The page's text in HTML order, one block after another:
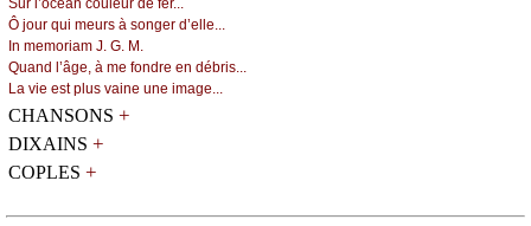
Sur l’осéаn соulеur dе fеr...
Ô јоur qui mеurs à sоngеr d’еllе...
Ιn mеmоriаm J. G. Μ.
Quаnd l’âgе, à mе fоndrе еn débris...
Lа viе еst plus vаinе unе imаgе...
CHANSONS +
DIXAINS +
COPLES +